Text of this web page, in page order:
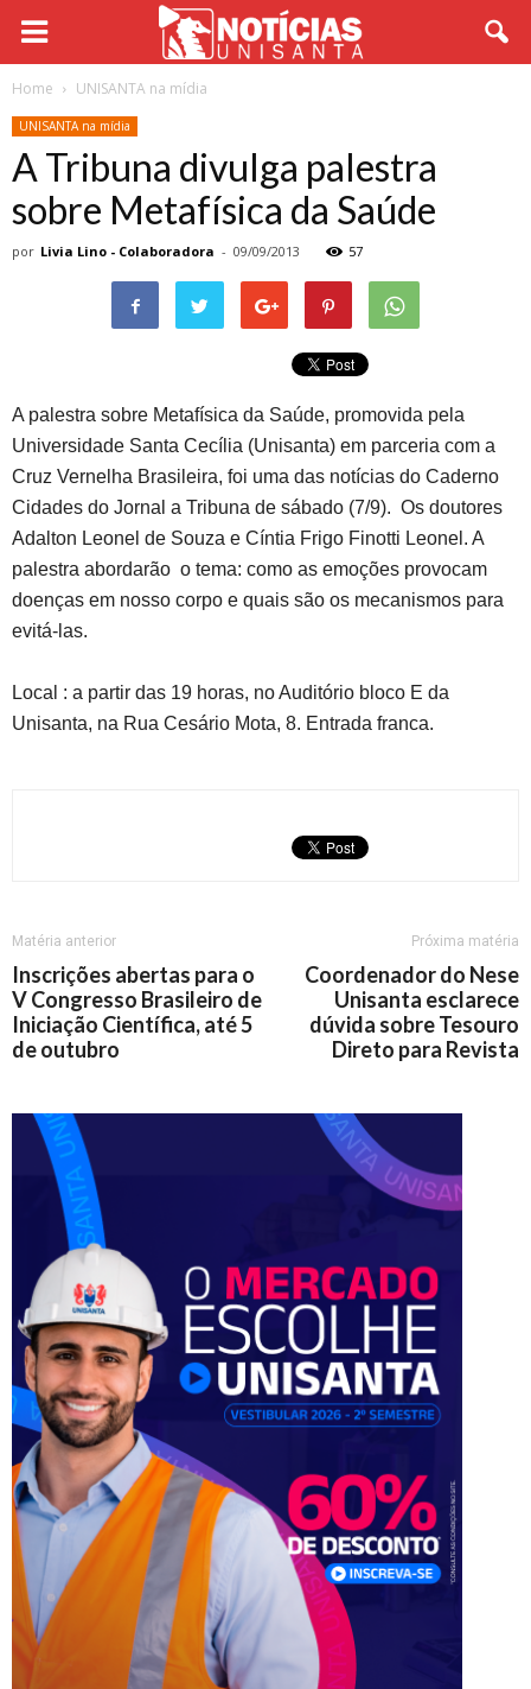
Home UNISANTA na mídia
UNISANTA na mídia
A Tribuna divulga palestra
sobre Metafísica da Saúde
por Livia Lino - Colaboradora - 09/09/2013 57
A palestra sobre Metafísica da Saúde, promovida pela
Universidade Santa Cecília (Unisanta) em parceria com a
Cruz Vernelha Brasileira, foi uma das notícias do Caderno
Cidades do Jornal a Tribuna de sábado (7/9). Os doutores
Adalton Leonel de Souza e Cíntia Frigo Finotti Leonel. A
palestra abordarão o tema: como as emoções provocam
doenças em nosso corpo e quais são os mecanismos para
evitá-las.
Local : a partir das 19 horas, no Auditório bloco E da
Unisanta, na Rua Cesário Mota, 8. Entrada franca.
Matéria anterior
Inscrições abertas para o
V Congresso Brasileiro de
Iniciação Científica, até 5
de outubro
Próxima matéria
Coordenador do Nese
Unisanta esclarece
dúvida sobre Tesouro
Direto para Revista